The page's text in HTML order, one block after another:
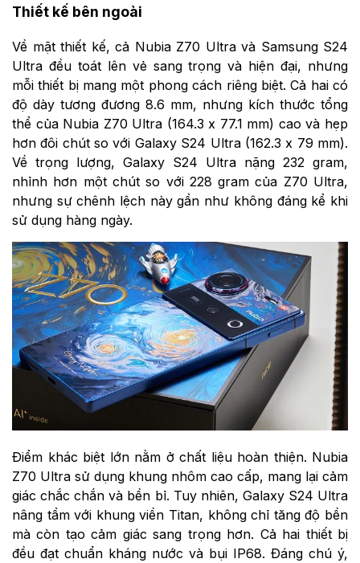
Thiết kế bên ngoài
Về mặt thiết kế, cả Nubia Z70 Ultra và Samsung S24
Ultra đều toát lên vẻ sang trọng và hiện đại, nhưng
mỗi thiết bị mang một phong cách riêng biệt. Cả hai có
độ dày tương đương 8.6 mm, nhưng kích thước tổng
thể của Nubia Z70 Ultra (164.3 x 77.1 mm) cao và hẹp
hơn đôi chút so với Galaxy S24 Ultra (162.3 x 79 mm).
Về trọng lượng, Galaxy S24 Ultra nặng 232 gram,
nhỉnh hơn một chút so với 228 gram của Z70 Ultra,
nhưng sự chênh lệch này gần như không đáng kể khi
sử dụng hàng ngày.
Điểm khác biệt lớn nằm ở chất liệu hoàn thiện. Nubia
Z70 Ultra sử dụng khung nhôm cao cấp, mang lại cảm
giác chắc chắn và bền bỉ. Tuy nhiên, Galaxy S24 Ultra
nâng tầm với khung viền Titan, không chỉ tăng độ bền
mà còn tạo cảm giác sang trọng hơn. Cả hai thiết bị
đều đạt chuẩn kháng nước và bụi IP68. Đáng chú ý,